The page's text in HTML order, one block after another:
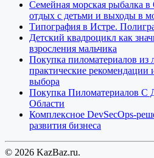
Семейная морская рыбалка
отдых с детьми и выходы в
Типография в Истре.
Детский квадроцикл как
взросления мальчика
Покупка пиломатериалов из
практические
выбора
Покупка Пиломатериалов С
Области
Комплексное DevSecOps-
развития бизнеса
© 2026 KazBaz.ru.